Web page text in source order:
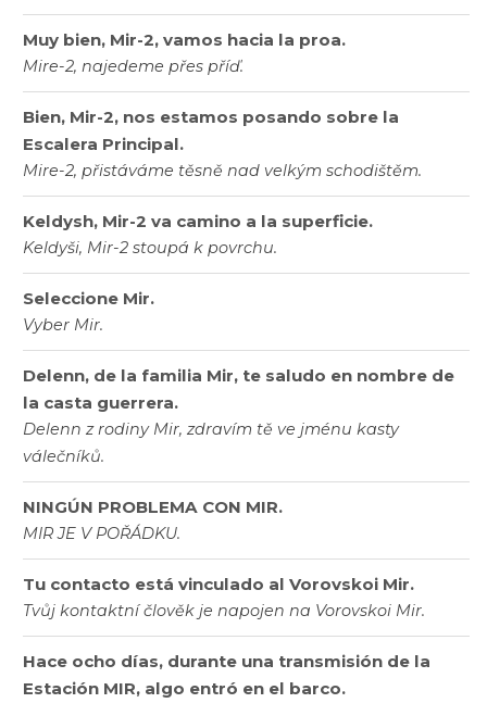
Muy bien, Mir-2, vamos hacia la proa.
Mire-2, najedeme přes příď.
Bien, Mir-2, nos estamos posando sobre la
Escalera Principal.
Mire-2, přistáváme těsně nad velkým schodištěm.
Keldysh, Mir-2 va camino a la superficie.
Keldyši, Mir-2 stoupá k povrchu.
Seleccione Mir.
Vyber Mir.
Delenn, de la familia Mir, te saludo en nombre de
la casta guerrera.
Delenn z rodiny Mir, zdravím tě ve jménu kasty
válečníků.
NINGÚN PROBLEMA CON MIR.
MIR JE V POŘÁDKU.
Tu contacto está vinculado al Vorovskoi Mir.
Tvůj kontaktní člověk je napojen na Vorovskoi Mir.
Hace ocho días, durante una transmisión de la
Estación MIR, algo entró en el barco.